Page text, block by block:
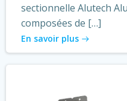
sectionnelle Alutech
composées de […]
En savoir plus